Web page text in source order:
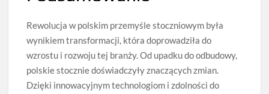
Rewolucja w polskim przemyśle stoczniowym była
wynikiem transformacji, która doprowadziła do
wzrostu i rozwoju tej branży. Od upadku do odbudowy,
polskie stocznie doświadczyły znaczących zmian.
Dzięki innowacyjnym technologiom i zdolności do